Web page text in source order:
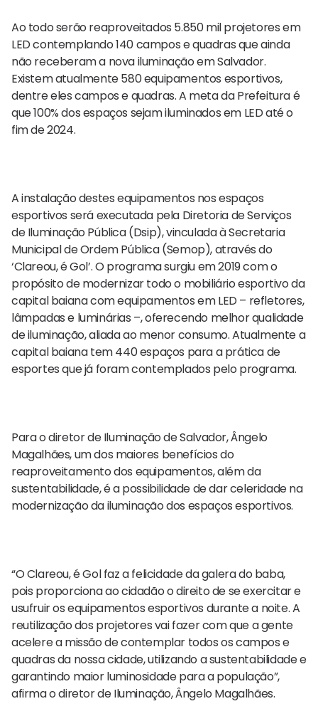
Ao todo serão reaproveitados 5.850 mil projetores em
LED contemplando 140 campos e quadras que ainda
não receberam a nova iluminação em Salvador.
Existem atualmente 580 equipamentos esportivos,
dentre eles campos e quadras. A meta da Prefeitura é
que 100% dos espaços sejam iluminados em LED até o
fim de 2024.
A instalação destes equipamentos nos espaços
esportivos será executada pela Diretoria de Serviços
de Iluminação Pública (Dsip), vinculada à Secretaria
Municipal de Ordem Pública (Semop), através do
‘Clareou, é Gol’. O programa surgiu em 2019 com o
propósito de modernizar todo o mobiliário esportivo da
capital baiana com equipamentos em LED – refletores,
lâmpadas e luminárias –, oferecendo melhor qualidade
de iluminação, aliada ao menor consumo. Atualmente a
capital baiana tem 440 espaços para a prática de
esportes que já foram contemplados pelo programa.
Para o diretor de Iluminação de Salvador, Ângelo
Magalhães, um dos maiores benefícios do
reaproveitamento dos equipamentos, além da
sustentabilidade, é a possibilidade de dar celeridade na
modernização da iluminação dos espaços esportivos.
“O Clareou, é Gol faz a felicidade da galera do baba,
pois proporciona ao cidadão o direito de se exercitar e
usufruir os equipamentos esportivos durante a noite. A
reutilização dos projetores vai fazer com que a gente
acelere a missão de contemplar todos os campos e
quadras da nossa cidade, utilizando a sustentabilidade e
garantindo maior luminosidade para a população”,
afirma o diretor de Iluminação, Ângelo Magalhães.